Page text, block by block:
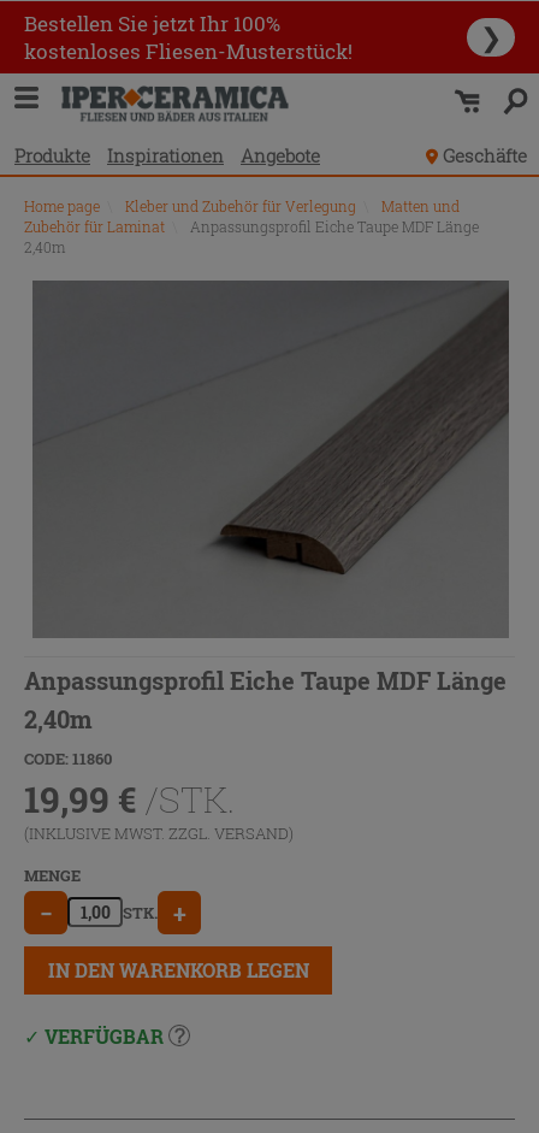
Bestellen Sie jetzt Ihr 100%
kostenloses Fliesen-Musterstück!
❯
Produkte Inspirationen Angebote Geschäfte
Home page Kleber und Zubehör für Verlegung
Matten und
Zubehör für Laminat
Anpassungsprofil Eiche Taupe MDF Länge
2,40m
Anpassungsprofil Eiche Taupe MDF Länge
2,40m
CODE: 11860
19,99 € /STK.
(INKLUSIVE MWST. ZZGL. VERSAND)
MENGE
− STK. +
IN DEN WARENKORB LEGEN
VERFÜGBAR